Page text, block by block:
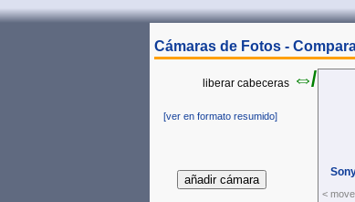
Cámaras de Fotos -
liberar cabeceras ⇎
[ver en formato resumido]
<
<